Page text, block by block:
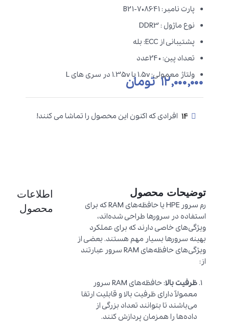
پارت نامبر: 708641-B21
نوع ماژول : DDR3
پشتیبانی از ECC: بله
تعداد پین: 240عدد
ولتاژ معمولی: 1.5v یا 1.35v در سری های L
۱۲,۰۰۰,۰۰۰ تومان
14 افرادی که اکنون این محصول را تماشا می کنند!
توضیحات محصول
رم سرور HPE یا حافظه‌های RAM که برای
استفاده در سرورها طراحی شده‌اند،
ویژگی‌های خاصی دارند که برای عملکرد
بهینه سرورها بسیار مهم هستند. بعضی از
ویژگی‌های حافظه‌های RAM سرور عبارتند
از:
ظرفیت بالا
: حافظه‌های RAM سرور
معمولاً دارای ظرفیت بالا و قابلیت ارتقا
می‌باشند تا بتوانند تعداد بزرگی از
داده‌ها را همزمان پردازش کنند.
اطلاعات
محصول